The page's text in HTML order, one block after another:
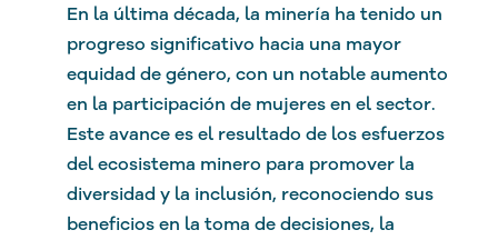
En la última década, la minería ha tenido un
progreso significativo hacia una mayor
equidad de género, con un notable aumento
en la participación de mujeres en el sector.
Este avance es el resultado de los esfuerzos
del ecosistema minero para promover la
diversidad y la inclusión, reconociendo sus
beneficios en la toma de decisiones, la